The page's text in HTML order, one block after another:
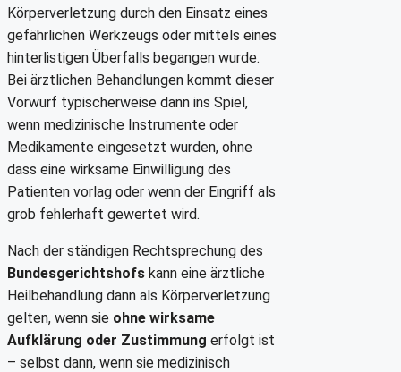
Körperverletzung durch den Einsatz eines
gefährlichen Werkzeugs oder mittels eines
hinterlistigen Überfalls begangen wurde.
Bei ärztlichen Behandlungen kommt dieser
Vorwurf typischerweise dann ins Spiel,
wenn medizinische Instrumente oder
Medikamente eingesetzt wurden, ohne
dass eine wirksame Einwilligung des
Patienten vorlag oder wenn der Eingriff als
grob fehlerhaft gewertet wird.
Nach der ständigen Rechtsprechung des
Bundesgerichtshofs kann eine ärztliche
Heilbehandlung dann als Körperverletzung
gelten, wenn sie ohne wirksame
Aufklärung oder Zustimmung erfolgt ist
– selbst dann, wenn sie medizinisch